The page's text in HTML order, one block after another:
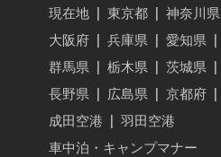
現在地 東京都 神奈川県
大阪府
兵庫県 愛知県
群馬県
栃木県 茨城県
長野県
広島県 京都府
成田空港
羽田空港
車中泊・キャンプマナー